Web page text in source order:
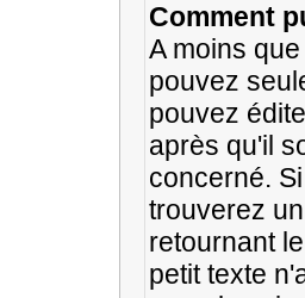
Comment
A moins
pouvez
pouvez
après qu'il
concerné.
trouverez
retournant
petit texte